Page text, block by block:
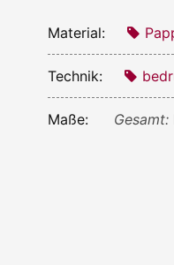
Material:
Technik:
Maße: Gesamt: